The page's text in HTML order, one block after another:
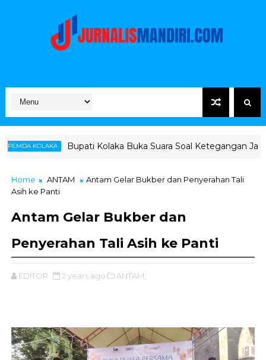
Kolaka Buka Suara Soal Ketegangan Jalur Hauling
Home ANTAM
Antam Gelar Bukber dan Penyerahan Tali
Asih ke Panti
Antam Gelar Bukber dan
Penyerahan Tali Asih ke Panti
EDITOR 2 years ago ANTAM,